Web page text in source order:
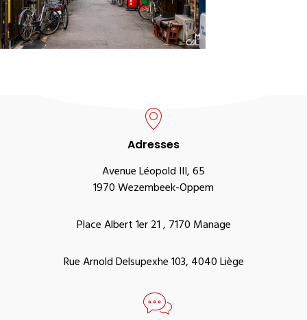
Adresses
Avenue Léopold III, 65
1970 Wezembeek-Oppem
Place Albert 1er 21 , 7170 Manage
Rue Arnold Delsupexhe 103, 4040 Liège